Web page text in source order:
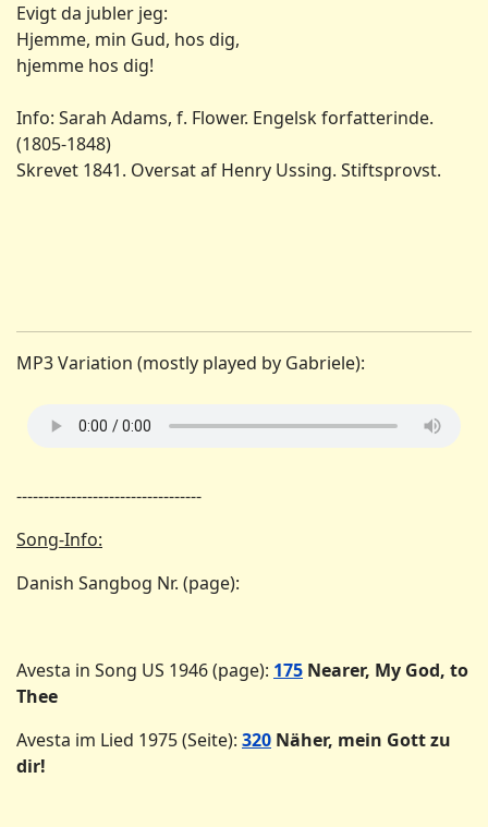
Evigt da jubler jeg:
Hjemme, min Gud, hos dig,
hjemme hos dig!
Info: Sarah Adams, f. Flower. Engelsk forfatterinde.
(1805-1848)
Skrevet 1841. Oversat af Henry Ussing. Stiftsprovst.
MP3 Variation (mostly played by Gabriele):
----------------------------------
Song-Info:
Danish Sangbog Nr. (page):
Avesta in Song US 1946 (page): 175 Nearer, My God, to
Thee
Avesta im Lied 1975 (Seite): 320 Näher, mein Gott zu
dir!